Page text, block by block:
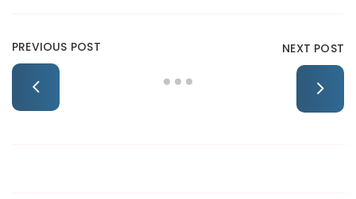
PREVIOUS POST NEXT POST